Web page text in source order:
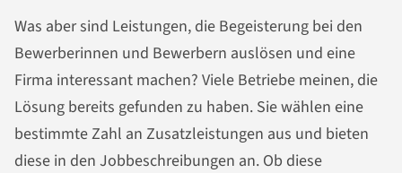
Was aber sind Leistungen, die Begeisterung bei den
Bewerberinnen und Bewerbern auslösen und eine
Firma interessant machen? Viele Betriebe meinen, die
Lösung bereits gefunden zu haben. Sie wählen eine
bestimmte Zahl an Zusatzleistungen aus und bieten
diese in den Jobbeschreibungen an. Ob diese